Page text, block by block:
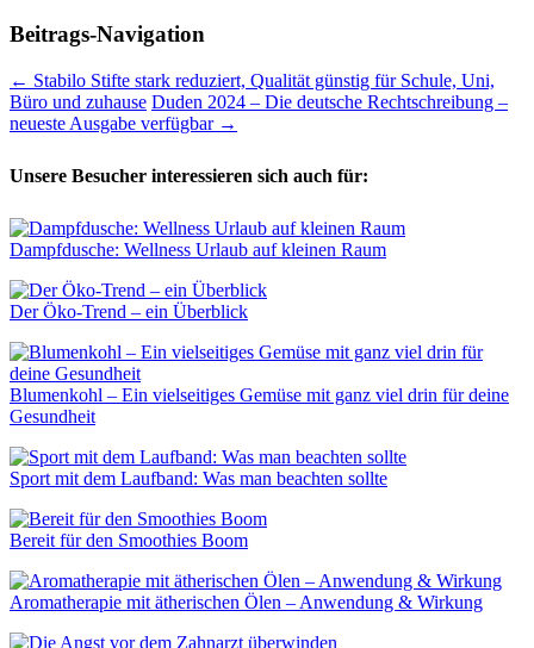
Beitrags-Navigation
← Stabilo Stifte stark reduziert, Qualität günstig für Schule, Uni,
Büro und zuhause Duden 2024 – Die deutsche Rechtschreibung –
neueste Ausgabe verfügbar →
Unsere Besucher interessieren sich auch für:
Dampfdusche: Wellness Urlaub auf kleinen Raum
Der Öko-Trend – ein Überblick
Blumenkohl – Ein vielseitiges Gemüse mit ganz viel drin für deine
Gesundheit
Sport mit dem Laufband: Was man beachten sollte
Bereit für den Smoothies Boom
Aromatherapie mit ätherischen Ölen – Anwendung & Wirkung